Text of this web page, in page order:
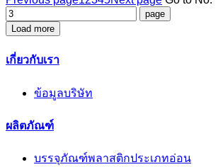
Load more
เกี่ยวกับเรา
ข้อมูลบริษัท
ผลิตภัณฑ์
บรรจุภัณฑ์พลาสติกประเภทอ่อน